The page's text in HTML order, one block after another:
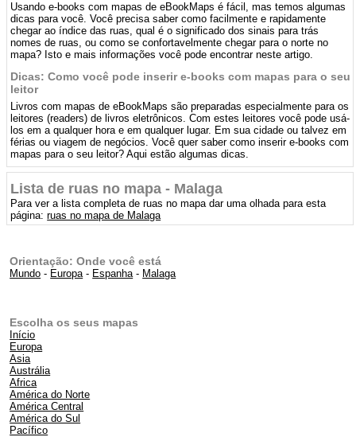
Usando e-books com mapas de eBookMaps é fácil, mas temos algumas
dicas para você. Você precisa saber como facilmente e rapidamente
chegar ao índice das ruas, qual é o significado dos sinais para trás
nomes de ruas, ou como se confortavelmente chegar para o norte no
mapa? Isto e mais informações você pode encontrar neste artigo.
Dicas: Como você pode inserir e-books com mapas para o seu
leitor
Livros com mapas de eBookMaps são preparadas especialmente para os
leitores (readers) de livros eletrônicos. Com estes leitores você pode usá-
los em a qualquer hora e em qualquer lugar. Em sua cidade ou talvez em
férias ou viagem de negócios. Você quer saber como inserir e-books com
mapas para o seu leitor? Aqui estão algumas dicas.
Lista de ruas no mapa - Malaga
Para ver a lista completa de ruas no mapa dar uma olhada para esta
página:ruas no mapa de Malaga
Orientação: Onde você está
Mundo - Europa- Espanha- Malaga
Escolha os seus mapas
Início
Europa
Asia
Austrália
Africa
América do Norte
América Central
América do Sul
Pacífico